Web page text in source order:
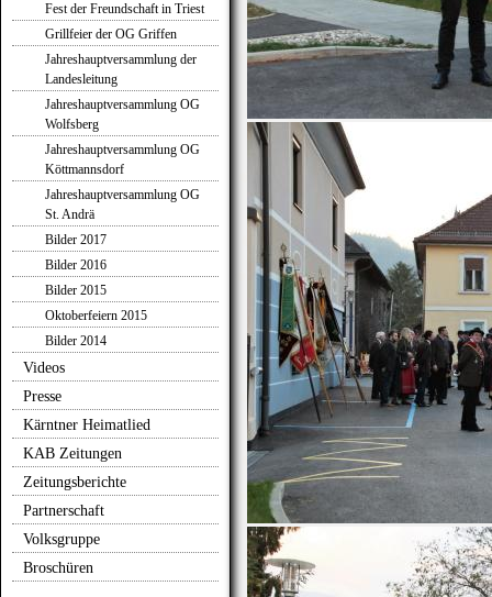
Fest der Freundschaft in Triest
Grillfeier der OG Griffen
Jahreshauptversammlung der
Landesleitung
Jahreshauptversammlung OG
Wolfsberg
Jahreshauptversammlung OG
Köttmannsdorf
Jahreshauptversammlung OG
St. Andrä
Bilder 2017
Bilder 2016
Bilder 2015
Oktoberfeiern 2015
Bilder 2014
Videos
Presse
Kärntner Heimatlied
KAB Zeitungen
Zeitungsberichte
Partnerschaft
Volksgruppe
Broschüren